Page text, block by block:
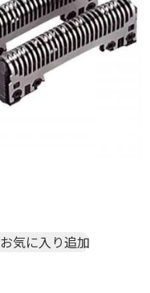
お気に入り追加